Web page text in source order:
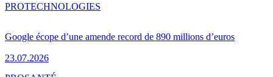
Google écope d’une amende record de 890 millions d’euros
23.07.2026
PROTECHNOLOGIES